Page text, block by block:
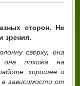
сторон. Не
зрения.
сверху, она
она похожа на
хорошее и
зависимости от